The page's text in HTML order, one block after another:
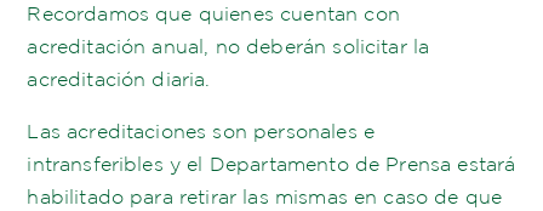
Recordamos que quienes cuentan con
acreditación anual, no deberán solicitar la
acreditación diaria.
Las acreditaciones son personales e
intransferibles y el Departamento de Prensa estará
habilitado para retirar las mismas en caso de que